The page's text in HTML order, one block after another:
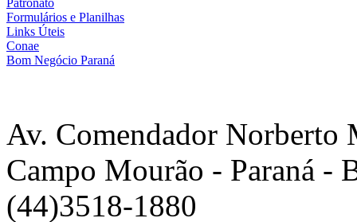
Patronato
Formulários e Planilhas
Links Úteis
Conae
Bom Negócio Paraná
Av. Comendador Norberto
Campo Mourão - Paraná -
(44)3518-1880